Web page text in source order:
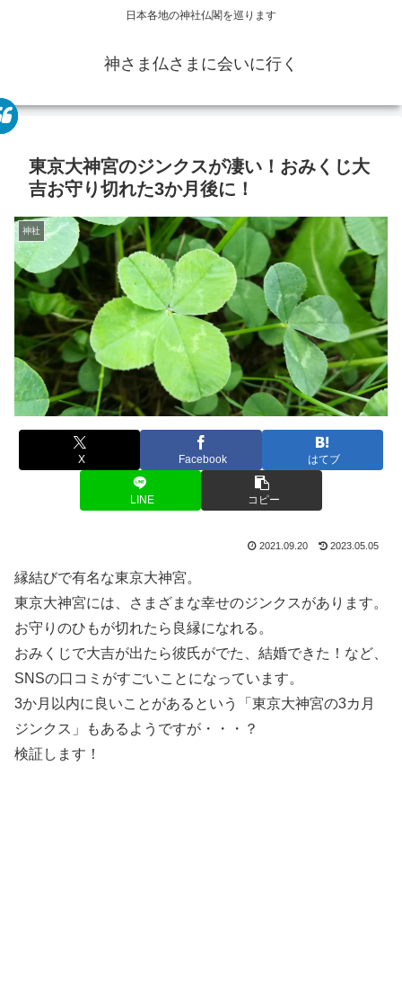
日本各地の神社仏閣を巡ります
神さま仏さまに会いに行く
東京大神宮のジンクスが凄い！おみくじ大
吉お守り切れた3か月後に！
神社
X Facebook はてブ
LINE コピー
2021.09.20 2023.05.05
縁結びで有名な東京大神宮。
東京大神宮には、さまざまな幸せのジンクスがあります。
お守りのひもが切れたら良縁になれる。
おみくじで大吉が出たら彼氏がでた、結婚できた！など、
SNSの口コミがすごいことになっています。
3か月以内に良いことがあるという「東京大神宮の3カ月
ジンクス」もあるようですが・・・？
検証します！